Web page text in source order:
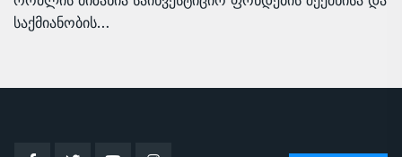
საქმიანობის…